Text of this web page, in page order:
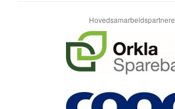
Hovedsamarbeidspartnere